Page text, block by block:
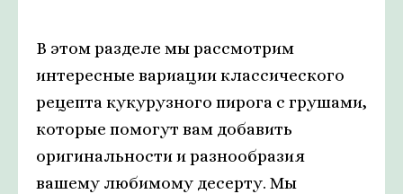
В этом разделе мы рассмотрим
интересные вариации классического
рецепта кукурузного пирога с грушами,
которые помогут вам добавить
оригинальности и разнообразия
вашему любимому десерту. Мы